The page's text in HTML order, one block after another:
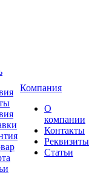
Компания
О
компании
Контакты
Реквизиты
Статьи